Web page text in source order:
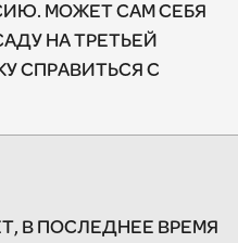
МОЖЕТ САМ СЕБЯ
НА ТРЕТЬЕЙ
СПРАВИТЬСЯ С
В ПОСЛЕДНЕЕ ВРЕМЯ